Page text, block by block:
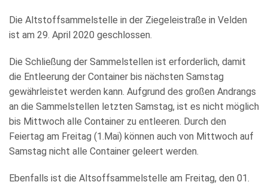
BILDUNG+SOZIALES
FREIZEIT
GEWERBE
Die Altstoffsammelstelle in der Ziegeleistraße in Velden
ist am 29. April 2020 geschlossen.
Die Schließung der Sammelstellen ist erforderlich, damit
die Entleerung der Container bis nächsten Samstag
gewährleistet werden kann. Aufgrund des großen Andrangs
an die Sammelstellen letzten Samstag, ist es nicht möglich
bis Mittwoch alle Container zu entleeren. Durch den
Feiertag am Freitag (1.Mai) können auch von Mittwoch auf
Samstag nicht alle Container geleert werden.
Ebenfalls ist die Altsoffsammelstelle am Freitag, den 01.